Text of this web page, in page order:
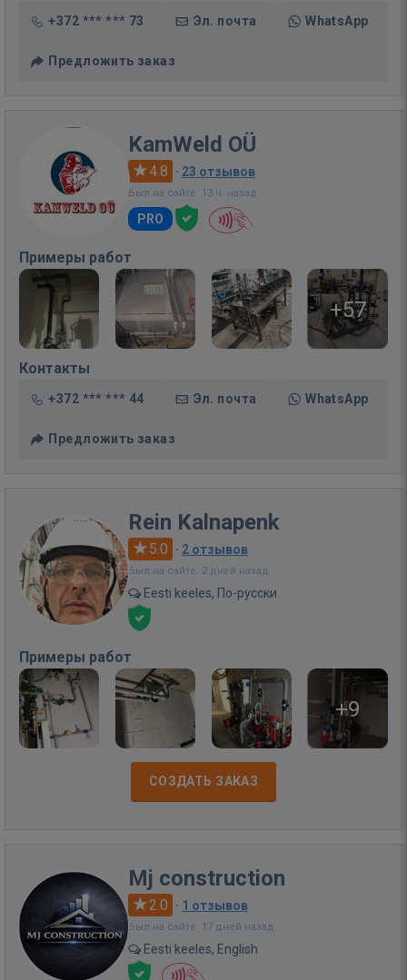
+372 *** *** 73 Эл. почта WhatsApp
Предложить заказ
KamWeld OÜ
4.8 · 23 отзывов
Был на сайте: 13 ч. назад
PRO
Примеры работ
+57
Контакты
+372 *** *** 44 Эл. почта WhatsApp
Предложить заказ
Rein Kalnapenk
5.0 · 2 отзывов
Был на сайте: 2 дней назад
Eesti keeles, По-русски
Примеры работ
+9
СОЗДАТЬ ЗАКАЗ
Mj construction
2.0 · 1 отзывов
Был на сайте: 17 дней назад
Eesti keeles, English